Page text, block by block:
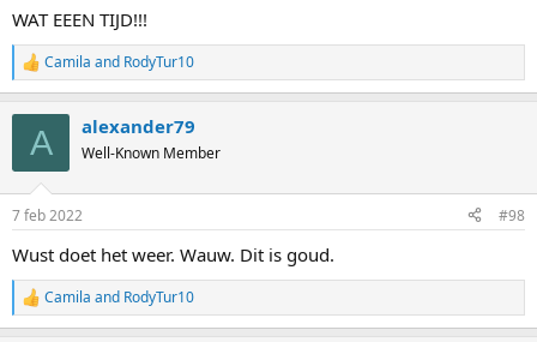
WAT EEEN TIJD!!!
R
e
n
s
Camila and RodyTur10
A alexander79
Well-Known Member
7 feb 2022 #98
Wust doet het weer. Wauw. Dit is goud.
R
e
Camila and RodyTur10